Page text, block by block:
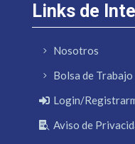
Links de
Nosotros
Bolsa de Trabajo
Login/
Aviso de